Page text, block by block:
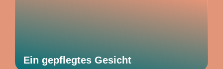
Ein gepflegtes Gesicht